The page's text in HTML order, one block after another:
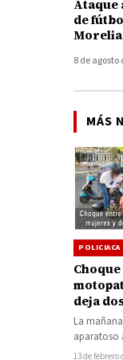
Ataque
de
8 de agosto
MÁS
POLICIACA
deja
Jacona
La
aparatoso
registró en
13 de febrero